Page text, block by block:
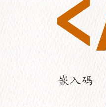
嵌入碼